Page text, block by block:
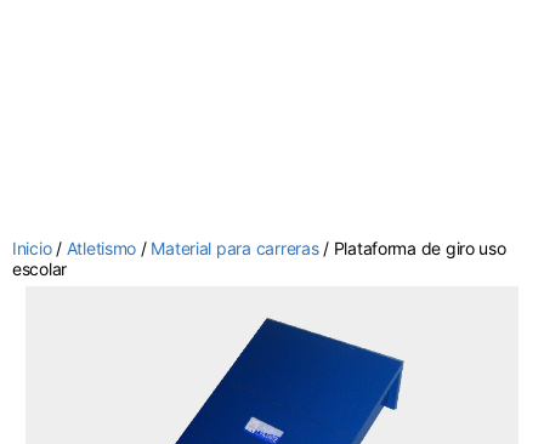
Inicio/ Atletismo / Material para carreras/ Plataforma de giro uso
escolar